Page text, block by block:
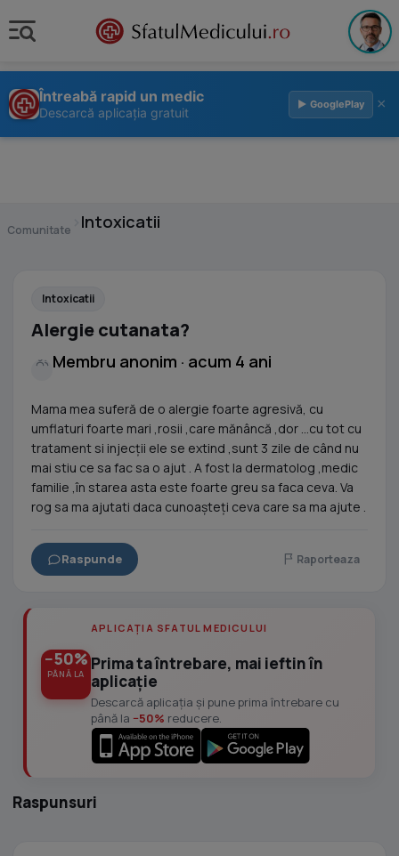
Întreabă rapid un medic
Descarcă aplicația gratuit
▶ GooglePlay ×
Comunitate Intoxicatii
Intoxicatii
Alergie cutanata?
Membru anonim · acum 4 ani
Mama mea suferă de o alergie foarte agresivă, cu
umflaturi foarte mari ,rosii ,care mănâncă ,dor ...cu tot cu
tratament si injecții ele se extind ,sunt 3 zile de când nu
mai stiu ce sa fac sa o ajut . A fost la dermatolog ,medic
familie ,în starea asta este foarte greu sa faca ceva. Va
rog sa ma ajutati daca cunoașteți ceva care sa ma ajute .
Raspunde Raporteaza
−50%
PÂNĂ LA
APLICAȚIA SFATUL MEDICULUI
Prima ta întrebare, mai ieftin în
aplicație
Descarcă aplicația și pune prima întrebare cu
până la −50% reducere.
Raspunsuri